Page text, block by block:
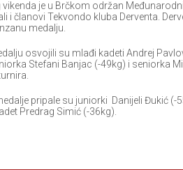
vikenda je u Brčkom održan
i članovi Tekvondo kluba Derventa.
medalju.
osvojili su mlađi kadeti Andrej
Stefani Banjac (-49kg) i seniorka
pripale su juniorki Danijeli Đukić
Predrag Simić (-36kg).